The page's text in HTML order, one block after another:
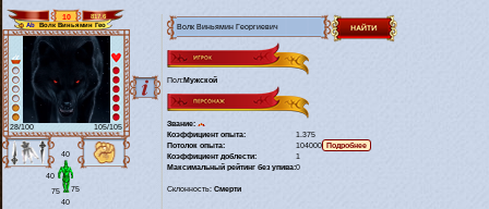
10
817.6
Ab
Волк Виньямин Георгиевич
28/100 105/105
40
40
40
75 75
Пол:Мужской
Звание:
Коэффициент опыта:
1.375
Потолок опыта:
104000
Коэффициент доблести:
1
Максимальный рейтинг без упива:0
Склонность: Смерти